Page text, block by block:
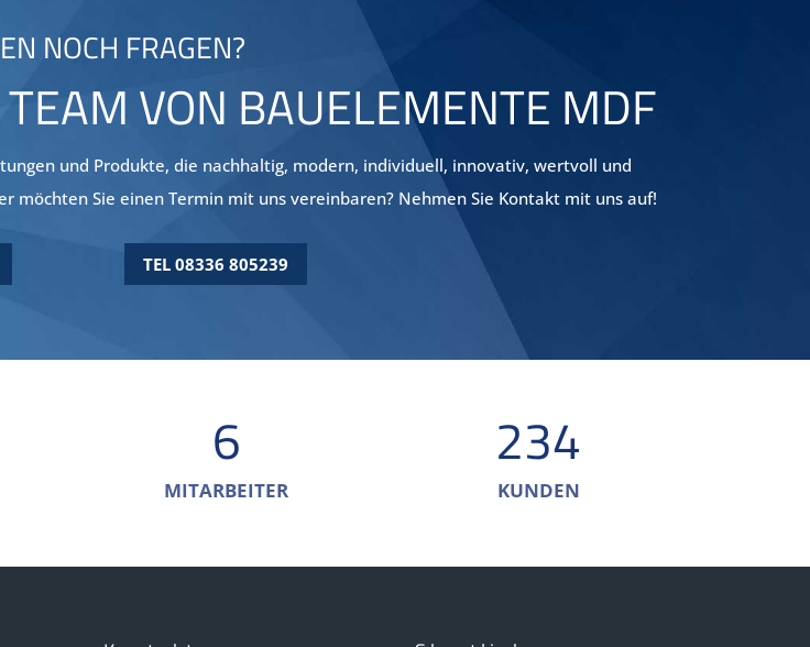
NOCH FRAGEN?
VON BAUELEMENTE MDF
und Produkte, die nachhaltig, modern, individuell, innovativ, wertvoll und
möchten Sie einen Termin mit uns vereinbaren? Nehmen Sie Kontakt mit uns auf!
TEL 08336 805239
6
MITARBEITER
234
KUNDEN